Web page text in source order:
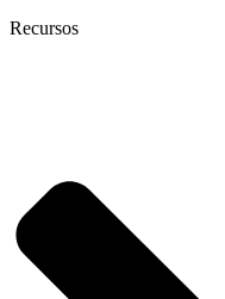
Recursos